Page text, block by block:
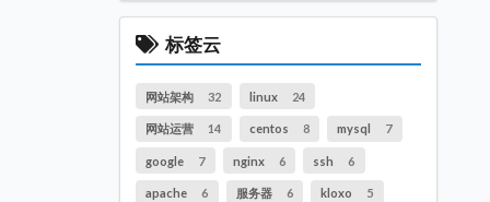
标签云
网站架构 32 linux 24
网站运营 14 centos 8 mysql 7
google 7 nginx 6 ssh 6
apache 6 服务器 6 kloxo 5